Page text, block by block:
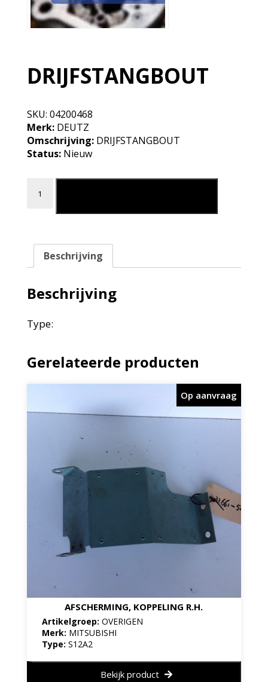
DRIJFSTANGBOUT
SKU: 04200468
Merk:DEUTZ
Omschrijving:DRIJFSTANGBOUT
Status:Nieuw
Beschrijving
Beschrijving
Type:
Gerelateerde producten
AFSCHERMING, KOPPELING R.H.
Artikelgroep: OVERIGEN
Merk: MITSUBISHI
Type: S12A2
Op aanvraag
Bekijk product